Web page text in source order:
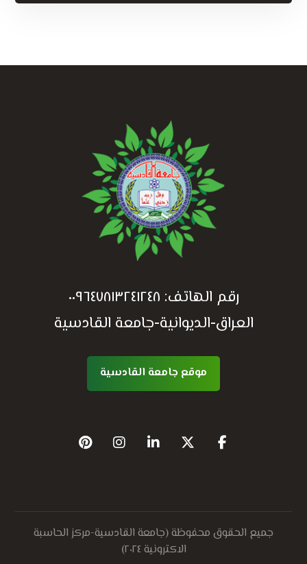
رقم الهاتف: ٠٠٩٦٤٧٨١٣٢٤١٢٤٨
العراق-الديوانية-جامعة القادسية
موقع جامعة القادسية
جميع الحقوق محفوظة (جامعة القادسية-مركز الحاسبة
الاكترونية ٢٠٢٤)